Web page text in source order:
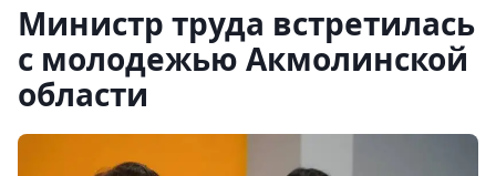
Министр труда встретилась
с молодежью Акмолинской
области